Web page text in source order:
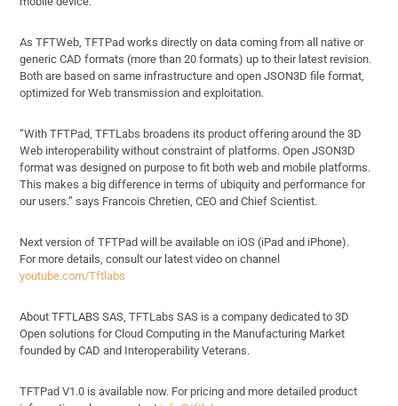
As TFTWeb, TFTPad works directly on data coming from all native or
generic CAD formats (more than 20 formats) up to their latest revision.
Both are based on same infrastructure and open JSON3D file format,
optimized for Web transmission and exploitation.
“With TFTPad, TFTLabs broadens its product offering around the 3D
Web interoperability without constraint of platforms. Open JSON3D
format was designed on purpose to fit both web and mobile platforms.
This makes a big difference in terms of ubiquity and performance for
our users.” says Francois Chretien, CEO and Chief Scientist.
Next version of TFTPad will be available on iOS (iPad and iPhone).
For more details, consult our latest video on channel
youtube.com/Tftlabs
About TFTLABS SAS, TFTLabs SAS is a company dedicated to 3D
Open solutions for Cloud Computing in the Manufacturing Market
founded by CAD and Interoperability Veterans.
TFTPad V1.0 is available now. For pricing and more detailed product